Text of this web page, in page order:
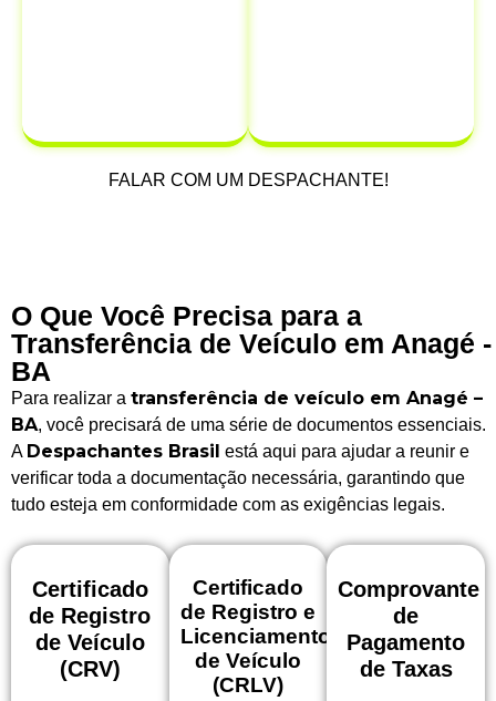
FALAR COM UM DESPACHANTE!
O Que Você Precisa para a
Transferência de Veículo em Anagé -
BA
Para realizar a transferência de veículo em Anagé –
BA, você precisará de uma série de documentos essenciais.
A Despachantes Brasil está aqui para ajudar a reunir e
verificar toda a documentação necessária, garantindo que
tudo esteja em conformidade com as exigências legais.
Certificado
de Registro
de Veículo
(CRV)
Certificado
de Registro e
Licenciamento
de Veículo
(CRLV)
Comprovante
de
Pagamento
de Taxas